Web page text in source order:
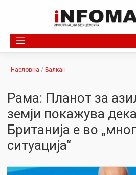
Насловна / Балкан
Рама: Планот за
земји покажува
Британија е во
ситуација“